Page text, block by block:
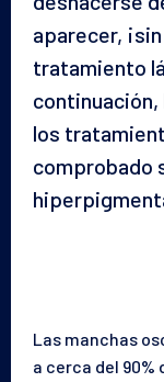
aparecer,
tratamiento
los
comprobado
Las manchas
a cerca del 90%